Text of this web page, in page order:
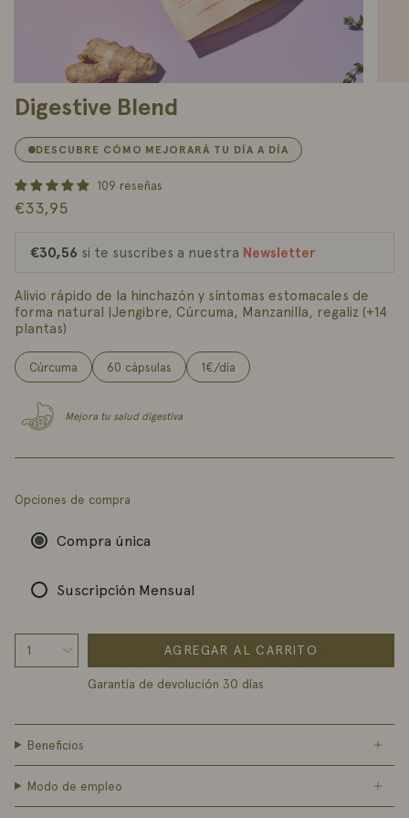
Digestive Blend
DESCUBRE CÓMO MEJORARÁ TU DÍA A DÍA
€33,95
€30,56 si te suscribes a nuestra Newsletter
Alivio rápido de la hinchazón y síntomas estomacales de
forma natural |Jengibre, Cúrcuma, Manzanilla, regaliz (+14
plantas)
Cúrcuma 60 cápsulas 1€/día
Mejora tu salud digestiva
Opciones de compra
Compra única
Suscripción Mensual
1 AGREGAR AL CARRITO
Garantía de devolución 30 días
Beneficios
Modo de empleo